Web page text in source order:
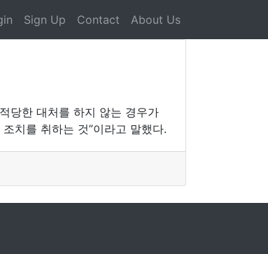
Sign Up Contact About Us
당한 대처를 하지 않는 경우가
치를 취하는 것”이라고 말했다.